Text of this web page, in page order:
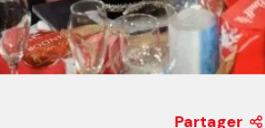
Partager